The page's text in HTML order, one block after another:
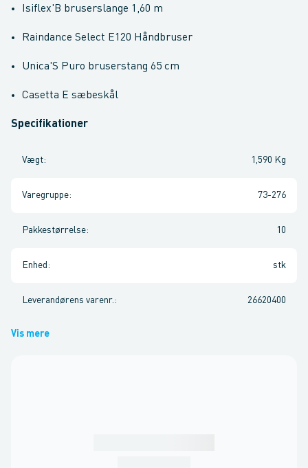
Isiflex'B bruserslange 1,60 m
Raindance Select E120 Håndbruser
Unica'S Puro bruserstang 65 cm
Casetta E sæbeskål
Specifikationer
Vægt: 1,590 Kg
Varegruppe: 73-276
Pakkestørrelse: 10
Enhed : stk
Leverandørens varenr. : 26620400
Vis mere